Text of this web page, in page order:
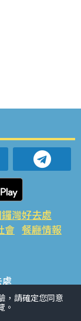
灣好去處
會 餐廳情報
好去處 社會
，請確定您同意
。